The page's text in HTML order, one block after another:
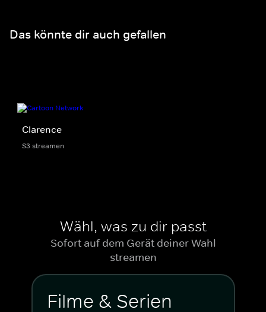
Das könnte dir auch gefallen
Clarence
S3 streamen
Wähl, was zu dir passt
Sofort auf dem Gerät deiner Wahl
streamen
Filme & Serien